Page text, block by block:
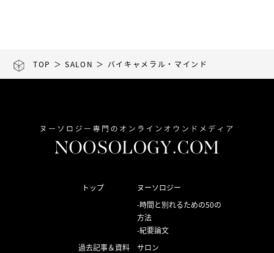
TOP ＞SALON ＞ バイキャメラル・マインド
トップ
ヌーソロジー
時間と別れるための50の
方法
紀要論文
過去記事＆資料
サロン